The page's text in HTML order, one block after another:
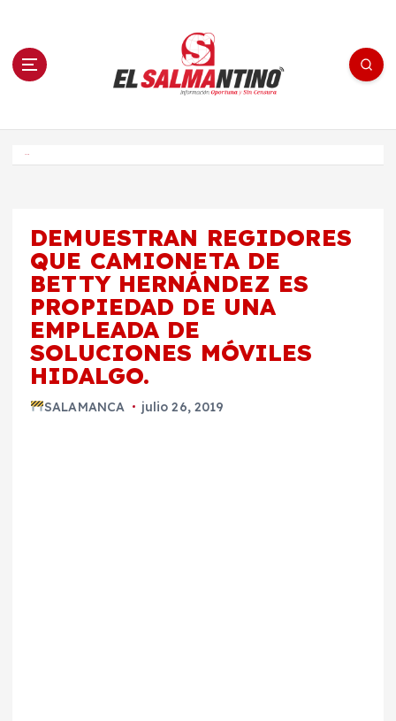
n El Salmantino - medios/noticias/editorial
DEMUESTRAN REGIDORES
QUE CAMIONETA DE
BETTY HERNÁNDEZ ES
PROPIEDAD DE UNA
EMPLEADA DE
SOLUCIONES MÓVILES
HIDALGO.
SALAMANCA julio 26, 2019